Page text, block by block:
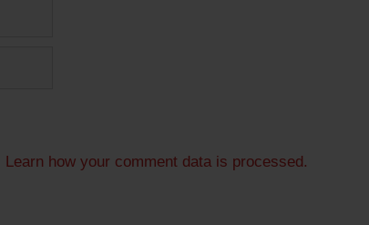
Learn how your comment data is processed.